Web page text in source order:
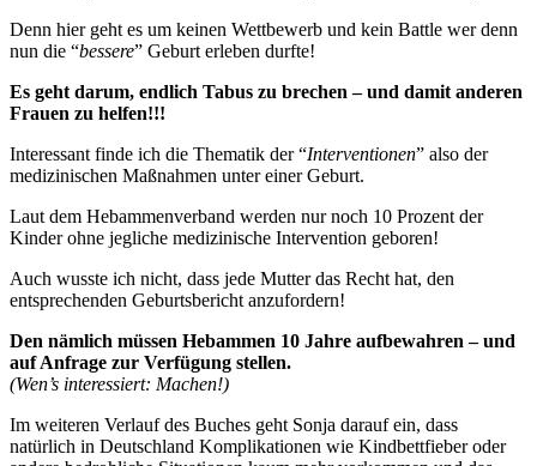
Denn hier geht es um keinen Wettbewerb und kein Battle wer denn
nun die “bessere” Geburt erleben durfte!
Es geht darum, endlich Tabus zu brechen – und damit anderen
Frauen zu helfen!!!
Interessant finde ich die Thematik der “Interventionen” also der
medizinischen Maßnahmen unter einer Geburt.
Laut dem Hebammenverband werden nur noch 10 Prozent der
Kinder ohne jegliche medizinische Intervention geboren!
Auch wusste ich nicht, dass jede Mutter das Recht hat, den
entsprechenden Geburtsbericht anzufordern!
Den nämlich müssen Hebammen 10 Jahre aufbewahren – und
auf Anfrage zur Verfügung stellen.
(Wen’s interessiert: Machen!)
Im weiteren Verlauf des Buches geht Sonja darauf ein, dass
natürlich in Deutschland Komplikationen wie Kindbettfieber oder